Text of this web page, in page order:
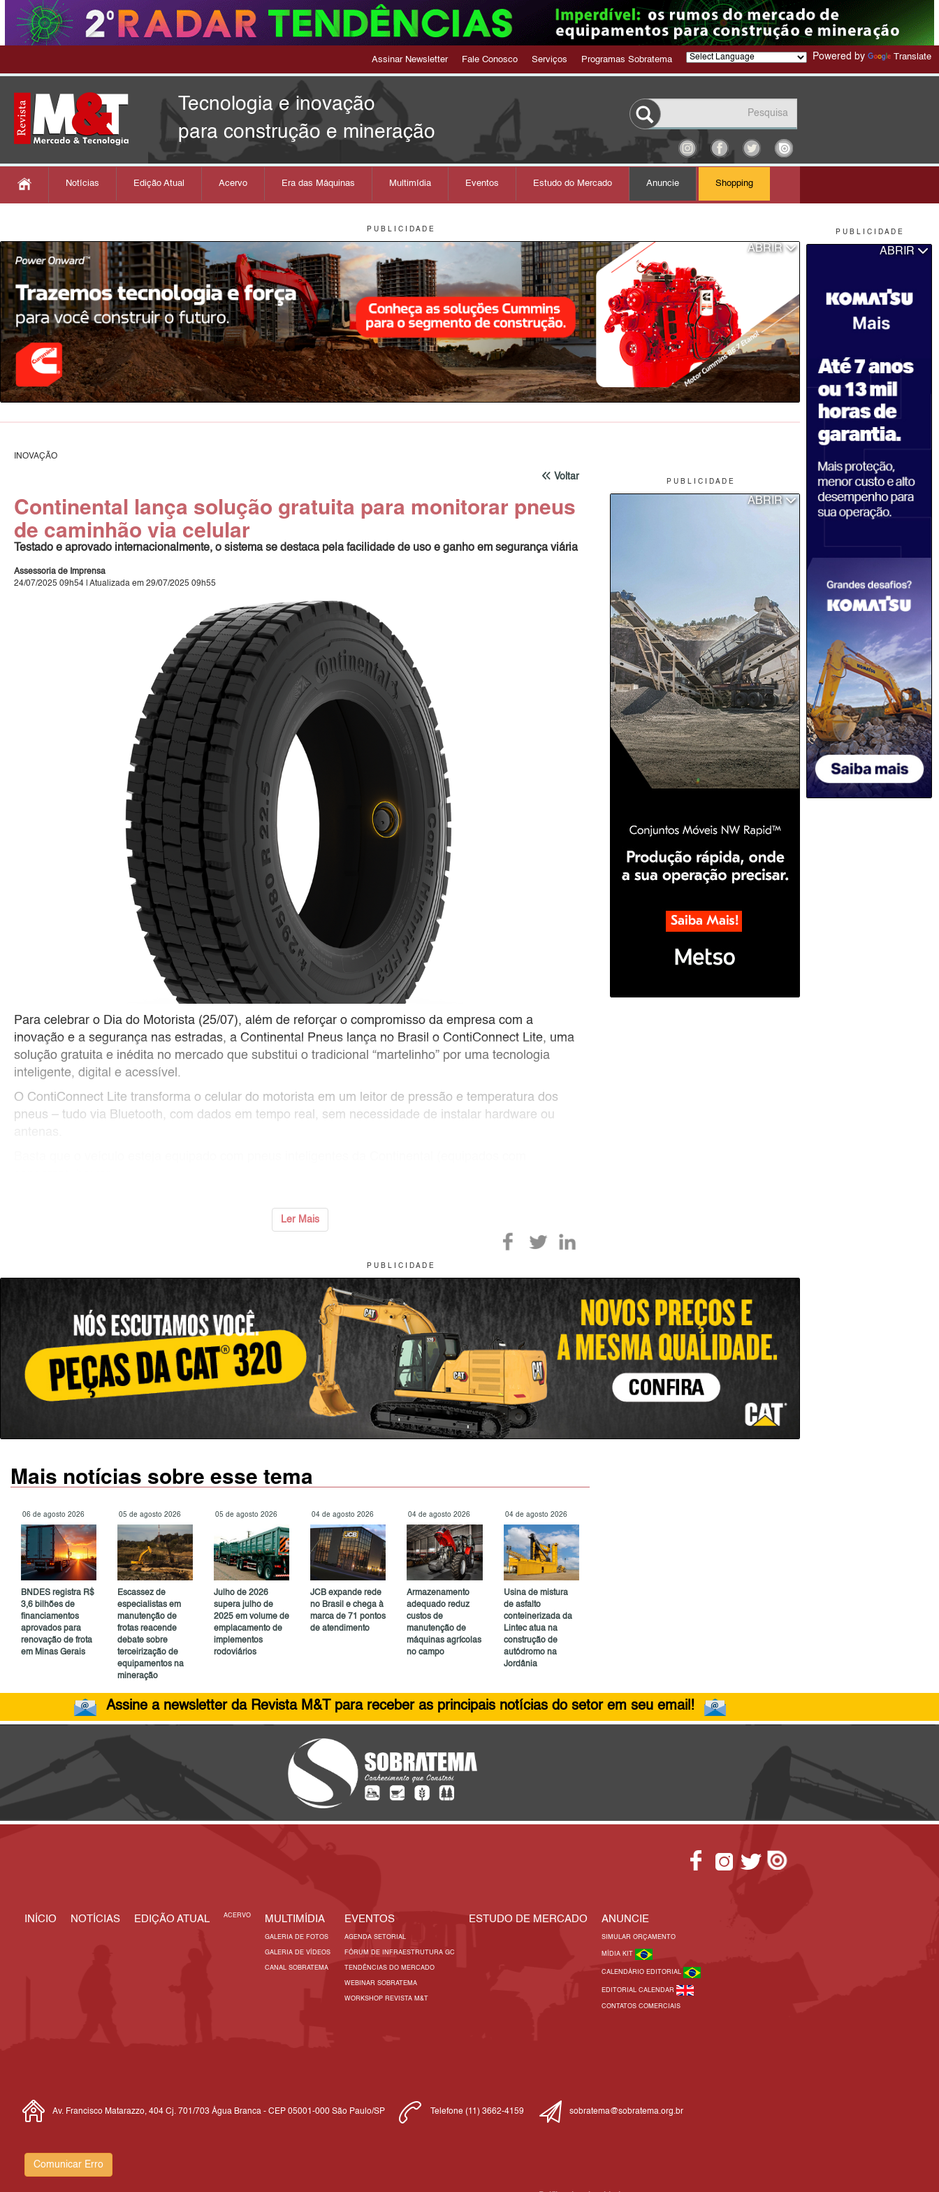
P U B L I C I D A D E
ABRIR
Assinar Newsletter Fale Conosco Serviços Programas Sobratema Powered by Translate
Tecnologia e inovação
para construção e mineração
Notícias Edição Atual Acervo Era das Máquinas Multimídia Eventos Estudo do Mercado Anuncie Shopping
P U B L I C I D A D E
ABRIR
INOVAÇÃO
Voltar
Continental lança solução gratuita para monitorar pneus
de caminhão via celular
Testado e aprovado internacionalmente, o sistema se destaca pela facilidade de uso e ganho em segurança viária
Assessoria de Imprensa
24/07/2025 09h54 | Atualizada em 29/07/2025 09h55
Para celebrar o Dia do Motorista (25/07), além de reforçar o compromisso da empresa com a
inovação e a segurança nas estradas, a Continental Pneus lança no Brasil o ContiConnect Lite, uma
solução gratuita e inédita no mercado que substitui o tradicional “martelinho” por uma tecnologia
inteligente, digital e acessível.
O ContiConnect Lite transforma o celular do motorista em um leitor de pressão e temperatura dos
pneus – tudo via Bluetooth, com dados em tempo real, sem necessidade de instalar hardware ou
Ler Mais
P U B L I C I D A D E
ABRIR
P U B L I C I D A D E
Mais notícias sobre esse tema
06 de agosto 2026
BNDES registra R$
3,6 bilhões de
financiamentos
aprovados para
renovação de frota
em Minas Gerais
05 de agosto 2026
Escassez de
especialistas em
manutenção de
frotas reacende
debate sobre
terceirização de
equipamentos na
mineração
05 de agosto 2026
Julho de 2026
supera julho de
2025 em volume de
emplacamento de
implementos
rodoviários
04 de agosto 2026
JCB expande rede
no Brasil e chega à
marca de 71 pontos
de atendimento
04 de agosto 2026
Armazenamento
adequado reduz
custos de
manutenção de
máquinas agrícolas
no campo
04 de agosto 2026
Usina de mistura
de asfalto
conteinerizada da
Lintec atua na
construção de
autódromo na
Jordânia
Assine a newsletter da Revista M&T para receber as principais notícias do setor em seu email!
INÍCIO NOTÍCIAS EDIÇÃO ATUAL ACERVO MULTIMÍDIA
GALERIA DE FOTOS
GALERIA DE VÍDEOS
CANAL SOBRATEMA
EVENTOS
AGENDA SETORIAL
FÓRUM DE INFRAESTRUTURA GC
TENDÊNCIAS DO MERCADO
WEBINAR SOBRATEMA
WORKSHOP REVISTA M&T
ESTUDO DE MERCADO ANUNCIE
SIMULAR ORÇAMENTO
MÍDIA KIT
CALENDÁRIO EDITORIAL
EDITORIAL CALENDAR
CONTATOS COMERCIAIS
Av. Francisco Matarazzo, 404 Cj. 701/703 Água Branca - CEP 05001-000 São Paulo/SP Telefone (11) 3662-4159 sobratema@sobratema.org.br
Comunicar Erro